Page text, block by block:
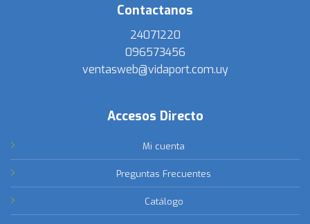
Contactanos
24071220
096573456
ventasweb@vidaport.com.uy
Accesos Directo
Mi cuenta
Preguntas Frecuentes
Catálogo